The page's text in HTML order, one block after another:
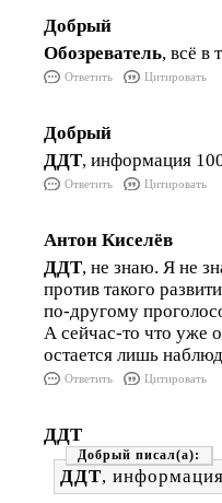
Добрый
Обозреватель, всё в
Ответить Цитировать
Добрый
ДДТ, информация
Ответить Цитировать
Антон Киселёв
ДДТ, не знаю. Я не
против такого
по-другому
А сейчас-то что уже
остается лишь
Ответить Цитировать
ДДТ
Добрый
ДДТ,